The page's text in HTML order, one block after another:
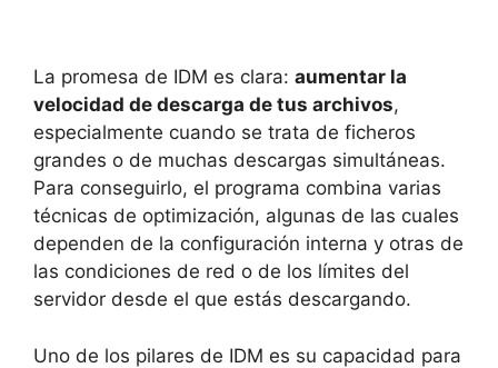
La promesa de IDM es clara: aumentar la
velocidad de descarga de tus archivos,
especialmente cuando se trata de ficheros
grandes o de muchas descargas simultáneas.
Para conseguirlo, el programa combina varias
técnicas de optimización, algunas de las cuales
dependen de la configuración interna y otras de
las condiciones de red o de los límites del
servidor desde el que estás descargando.
Uno de los pilares de IDM es su capacidad para